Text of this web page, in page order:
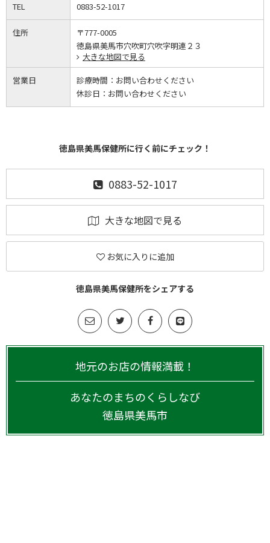
TEL 0883-52-1017
住所
〒777-0005
徳島県美馬市穴吹町穴吹字明連２３
大きな地図で見る
営業日 診療時間： お問い合わせください
休診日： お問い合わせください
徳島県美馬保健所に行く前にチェック！
0883-52-1017
大きな地図で見る
お気に入りに追加
徳島県美馬保健所をシェアする
地元のお店の情報満載！
あなたのまちのくらしなび
徳島県美馬市